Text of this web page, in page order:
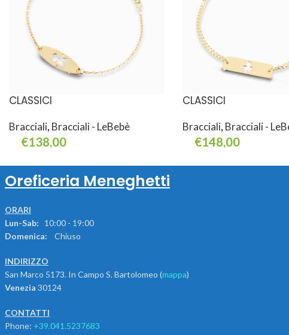
CLASSICI
Bracciali, Bracciali - LeBebè
€138,00
CLASSICI
Bracciali, Bracciali -
€148,00
Oreficeria Meneghetti
ORARI
Lun-Sab: 10:00 - 19:00
Domenica:
Chiuso
INDIRIZZO
San Marco 5173. In Campo S. Bartolomeo (mappa)
Venezia 30124
CONTATTI
Phone: +39.041.5237683